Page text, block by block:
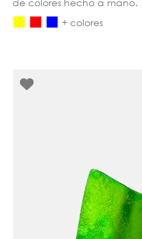
de colores hecho a mano.
+ colores